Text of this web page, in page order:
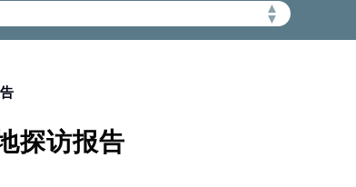
▲
▼
）
探访报告